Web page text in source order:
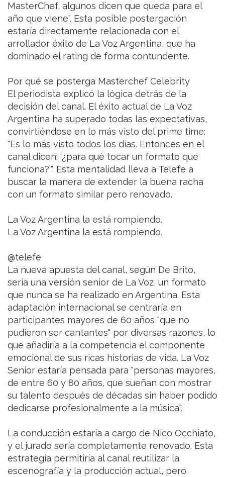
MasterChef, algunos dicen que queda para el
año que viene". Esta posible postergación
estaría directamente relacionada con el
arrollador éxito de La Voz Argentina, que ha
dominado el rating de forma contundente.
Por qué se posterga Masterchef Celebrity
El periodista explicó la lógica detrás de la
decisión del canal. El éxito actual de La Voz
Argentina ha superado todas las expectativas,
convirtiéndose en lo más visto del prime time:
"Es lo más visto todos los días. Entonces en el
canal dicen: ‘¿para qué tocar un formato que
funciona?’". Esta mentalidad lleva a Telefe a
buscar la manera de extender la buena racha
con un formato similar pero renovado.
La Voz Argentina la está rompiendo.
La Voz Argentina la está rompiendo.
@telefe
La nueva apuesta del canal, según De Brito,
sería una versión senior de La Voz, un formato
que nunca se ha realizado en Argentina. Esta
adaptación internacional se centraría en
participantes mayores de 60 años "que no
pudieron ser cantantes" por diversas razones, lo
que añadiría a la competencia el componente
emocional de sus ricas historias de vida. La Voz
Senior estaría pensada para "personas mayores,
de entre 60 y 80 años, que sueñan con mostrar
su talento después de décadas sin haber podido
dedicarse profesionalmente a la música".
La conducción estaría a cargo de Nico Occhiato,
y el jurado sería completamente renovado. Esta
estrategia permitiría al canal reutilizar la
escenografía y la producción actual, pero